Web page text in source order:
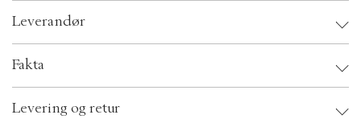
t
n
Leverandør
Fakta
EAN: 085805544195
Levering og retur